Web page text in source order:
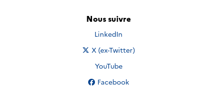
Nous suivre
Nous suivre sur
LinkedIn
Nous suivre sur
X (ex-Twitter)
Nous suivre sur
YouTube
Nous suivre sur
Facebook